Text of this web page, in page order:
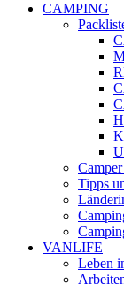
CAMPING
Tipps
VANLIFE
Leben